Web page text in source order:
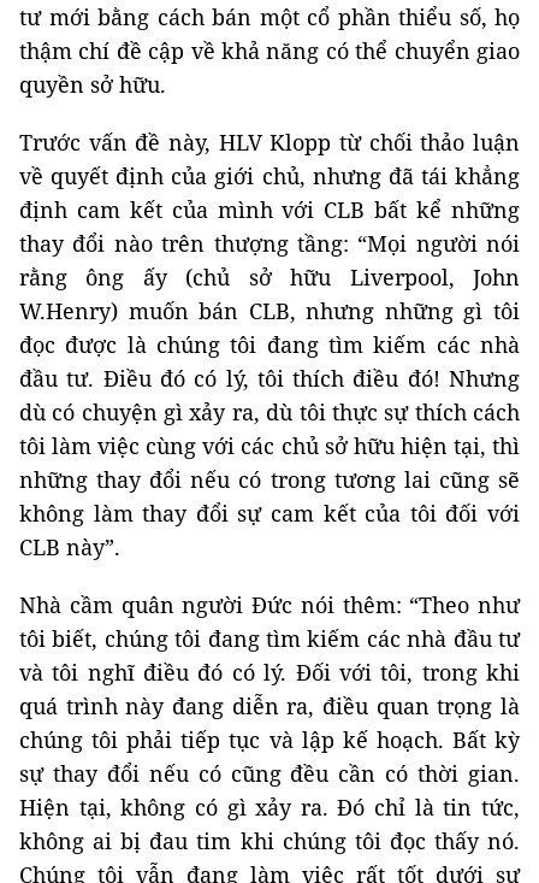
tư mới bằng cách bán một cổ phần thiểu số, họ
thậm chí đề cập về khả năng có thể chuyển giao
quyền sở hữu.
Trước vấn đề này, HLV Klopp từ chối thảo luận
về quyết định của giới chủ, nhưng đã tái khẳng
định cam kết của mình với CLB bất kể những
thay đổi nào trên thượng tầng: “Mọi người nói
rằng ông ấy (chủ sở hữu Liverpool, John
W.Henry) muốn bán CLB, nhưng những gì tôi
đọc được là chúng tôi đang tìm kiếm các nhà
đầu tư. Điều đó có lý, tôi thích điều đó! Nhưng
dù có chuyện gì xảy ra, dù tôi thực sự thích cách
tôi làm việc cùng với các chủ sở hữu hiện tại, thì
những thay đổi nếu có trong tương lai cũng sẽ
không làm thay đổi sự cam kết của tôi đối với
CLB này”.
Nhà cầm quân người Đức nói thêm: “Theo như
tôi biết, chúng tôi đang tìm kiếm các nhà đầu tư
và tôi nghĩ điều đó có lý. Đối với tôi, trong khi
quá trình này đang diễn ra, điều quan trọng là
chúng tôi phải tiếp tục và lập kế hoạch. Bất kỳ
sự thay đổi nếu có cũng đều cần có thời gian.
Hiện tại, không có gì xảy ra. Đó chỉ là tin tức,
không ai bị đau tim khi chúng tôi đọc thấy nó.
Chúng tôi vẫn đang làm việc rất tốt dưới sự